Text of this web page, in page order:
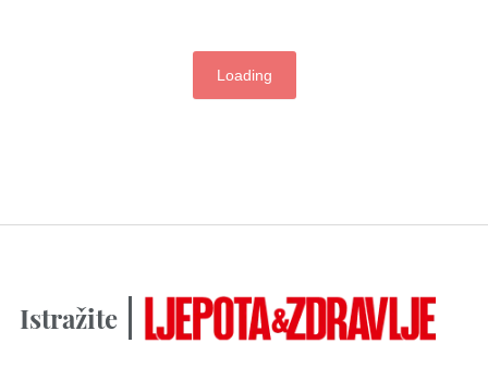
Loading
Istražite